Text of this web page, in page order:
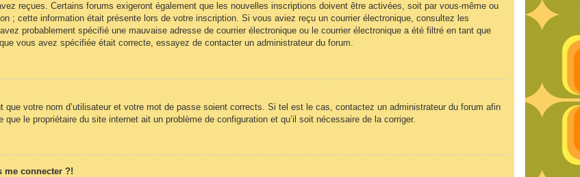
reçues. Certains forums exigeront également que les nouvelles inscriptions doivent être activées, soit par vous-même ou
; cette information était présente lors de votre inscription. Si vous aviez reçu un courrier électronique, consultez les
probablement spécifié une mauvaise adresse de courrier électronique ou le courrier électronique a été filtré en tant que
vous avez spécifiée était correcte, essayez de contacter un administrateur du forum.
votre nom d’utilisateur et votre mot de passe soient corrects. Si tel est le cas, contactez un administrateur du forum afin
le propriétaire du site internet ait un problème de configuration et qu’il soit nécessaire de la corriger.
me connecter ?!